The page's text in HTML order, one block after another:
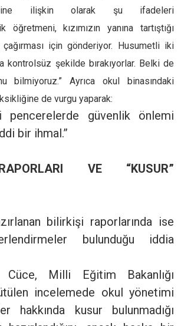
ilişkin olarak şu ifadeleri
öğretmeni, kızımızın yanına tartıştığı
için gönderiyor. Husumetli iki
kontrolsüz şekilde bırakıyorlar. Belki de
bilmiyoruz.”Ayrıca okul binasındaki
de vurgu yaparak:
pencerelerde güvenlik önlemi
bir ihmal.”
VE “KUSUR”
bilirkişi raporlarında ise
bulunduğu iddia
Cüce, Milli Eğitim Bakanlığı
incelemede okul yönetimi
hakkında kusur bulunmadığı